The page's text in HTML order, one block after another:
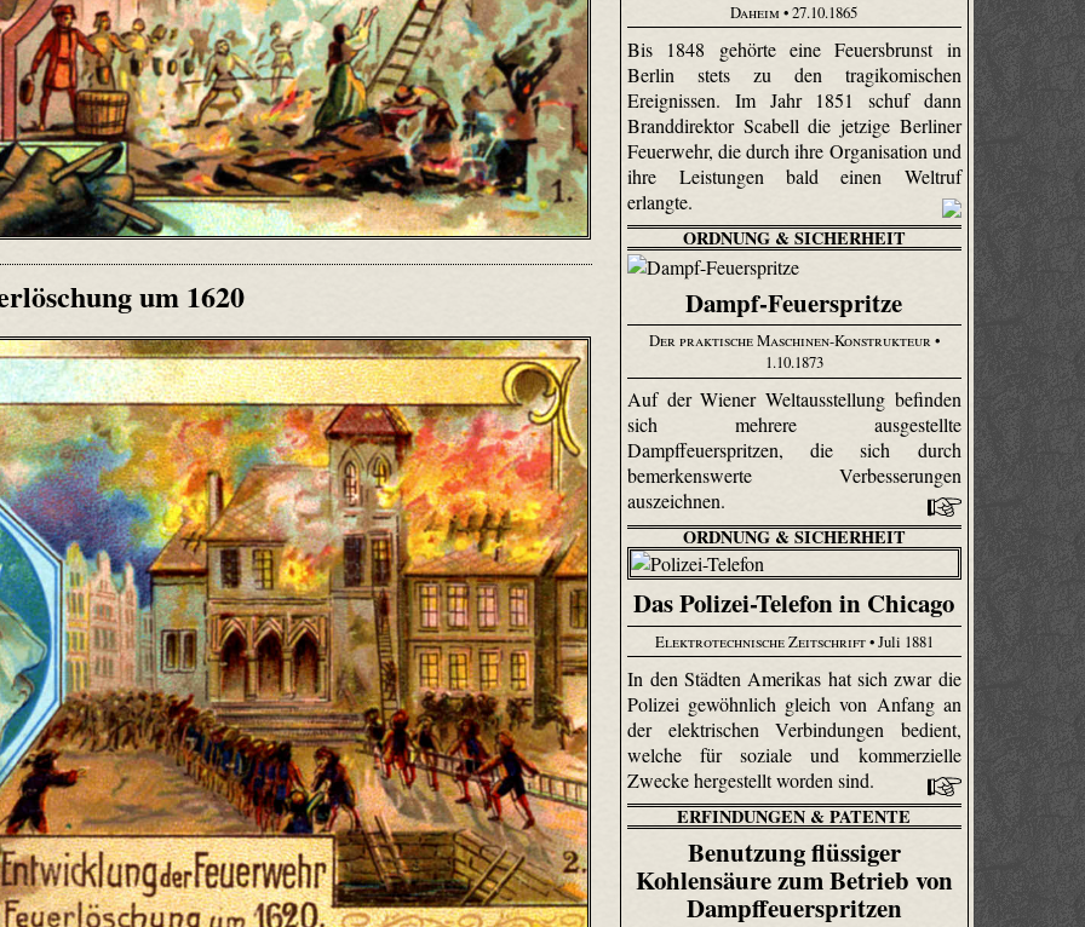
um 1620
Daheim• 27.10.1865
Bis 1848 gehörte eine Feuersbrunst in
Berlin stets zu den tragikomischen
Ereignissen. Im Jahr 1851 schuf dann
Branddirektor Scabell die jetzige Berliner
Feuerwehr, die durch ihre Organisation und
ihre Leistungen bald einen Weltruf
erlangte.
ORDNUNG & SICHERHEIT
Dampf-Feuerspritze
Der praktische Maschinen-Konstrukteur•
1.10.1873
Auf der Wiener Weltausstellung befinden
sich mehrere ausgestellte
Dampffeuerspritzen, die sich durch
bemerkenswerte Verbesserungen
auszeichnen.
ORDNUNG & SICHERHEIT
Das Polizei-Telefon in Chicago
Elektrotechnische Zeitschrift• Juli 1881
In den Städten Amerikas hat sich zwar die
Polizei gewöhnlich gleich von Anfang an
der elektrischen Verbindungen bedient,
welche für soziale und kommerzielle
Zwecke hergestellt worden sind.
ERFINDUNGEN & PATENTE
Benutzung flüssiger
Kohlensäure zum Betrieb von
Dampffeuerspritzen